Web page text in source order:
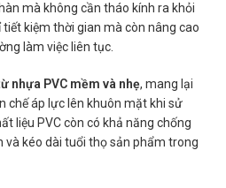
mà không cần tháo kính ra khỏi
kiệm thời gian mà còn nâng cao
làm việc liên tục.
nhựa PVC mềm và nhẹ, mang lại
chế áp lực lên khuôn mặt khi sử
liệu PVC còn có khả năng chống
và kéo dài tuổi thọ sản phẩm trong